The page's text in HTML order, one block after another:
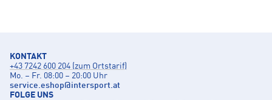
KONTAKT
+43 7242 600 204 (zum Ortstarif)
Mo. – Fr. 08:00 – 20:00 Uhr
service.eshop@intersport.at
FOLGE UNS